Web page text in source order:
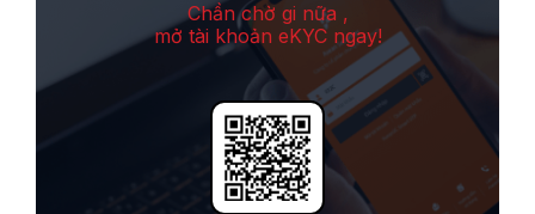
Chần chờ gi nữa ,
mở tài khoản eKYC ngay!